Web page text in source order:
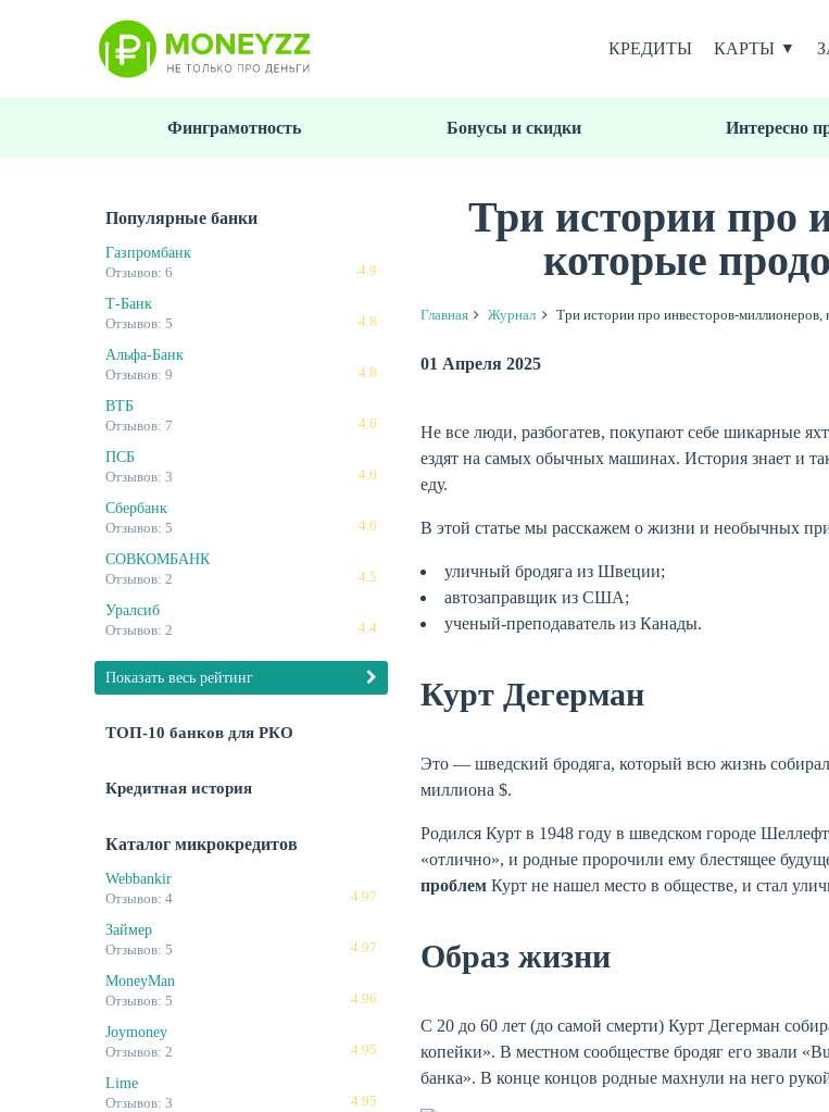
КРЕДИТЫ КАРТЫ
Финграмотность Бонусы и скидки Интересно
Популярные банки
Газпромбанк
4.9
Отзывов: 6
Т-Банк
4.8
Отзывов: 5
Альфа-Банк
4.8
Отзывов: 9
ВТБ
4.6
Отзывов: 7
ПСБ
4.6
Отзывов: 3
Сбербанк
4.6
Отзывов: 5
СОВКОМБАНК
4.5
Отзывов: 2
Уралсиб
4.4
Отзывов: 2
Показать весь рейтинг
ТОП-10 банков для РКО
Кредитная история
Каталог микрокредитов
Webbankir
4.97
Отзывов: 4
Займер
4.97
Отзывов: 5
MoneyMan
4.96
Отзывов: 5
Joymoney
4.95
Отзывов: 2
Lime
4.95
Отзывов: 3
Три истории про
которые
Главная Журнал Три истории про инвесторов-
01 Апреля 2025
Не все люди, разбогатев, покупают себе шикарные
ездят на самых обычных машинах. История знает и
еду.
В этой статье мы расскажем о жизни и необычных
уличный бродяга из Швеции;
автозаправщик из США;
ученый-преподаватель из Канады.
Курт Дегерман
Это — шведский бродяга, который всю жизнь
миллиона $.
Родился Курт в 1948 году в шведском городе
«отлично», и родные пророчили ему блестящее
проблем Курт не нашел место в обществе, и стал
Образ жизни
С 20 до 60 лет (до самой смерти) Курт Дегерман
копейки». В местном сообществе бродяг его звали
банка». В конце концов родные махнули на него